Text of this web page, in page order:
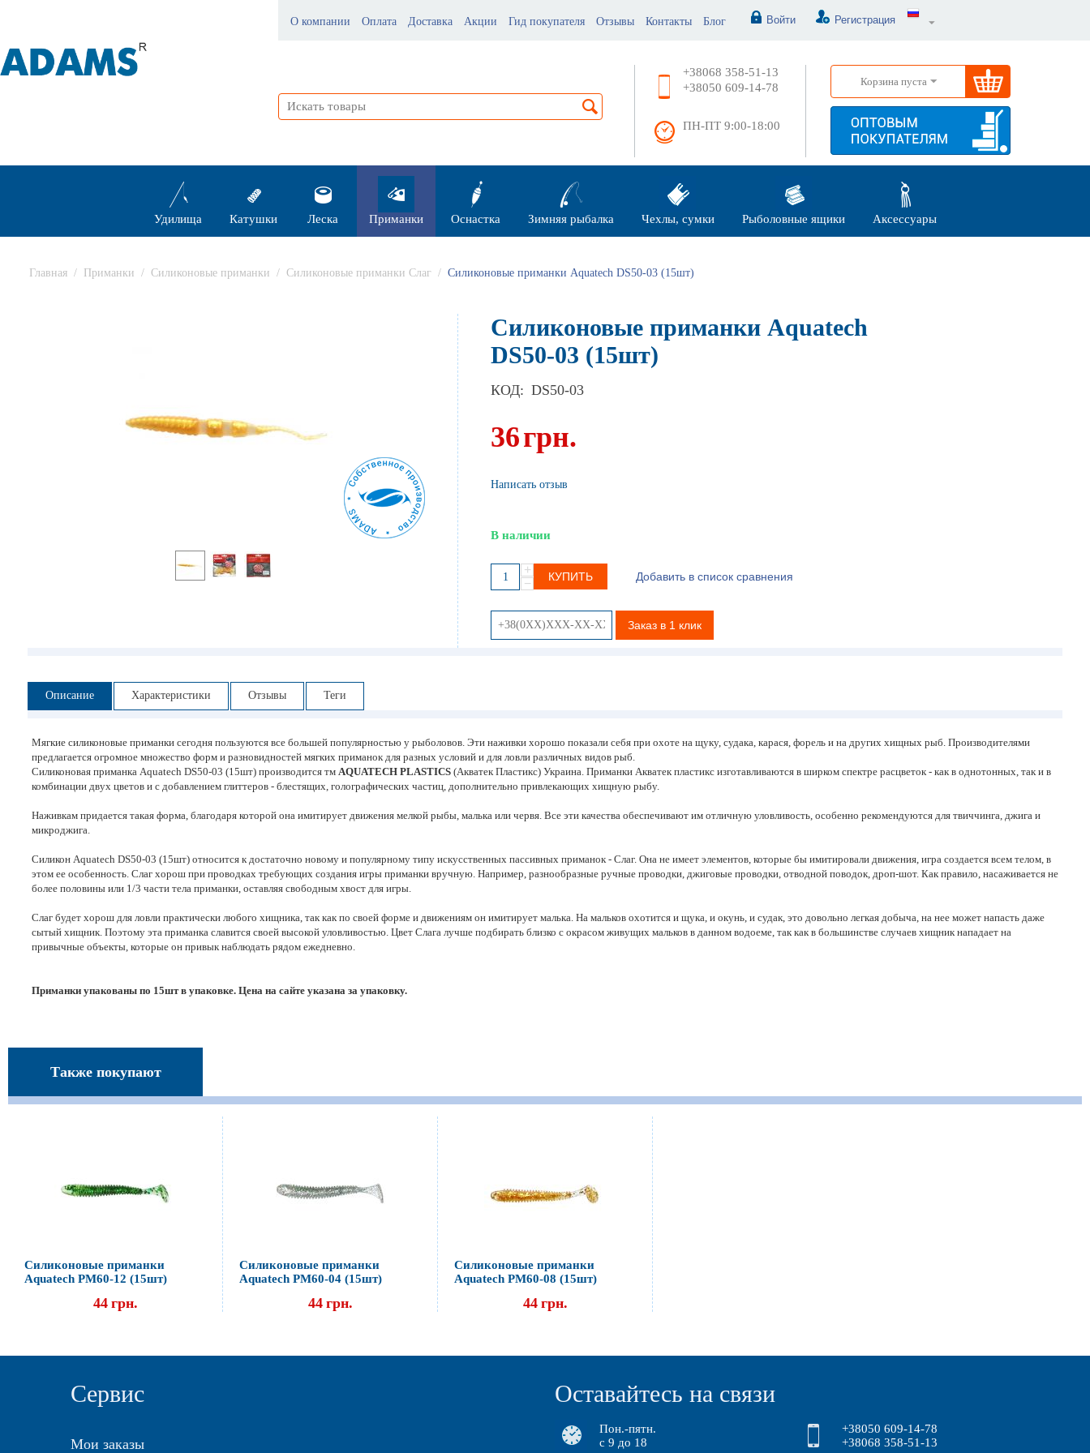
О компании Оплата Доставка Акции Гид покупателя Отзывы Контакты Блог Войти Регистрация
+38068 358-51-13
+38050 609-14-78
ПН-ПТ 9:00-18:00
Корзина пуста
Удилища Катушки Леска Приманки Оснастка Зимняя рыбалка Чехлы, сумки Рыболовные ящики Аксессуары
Главная / Приманки / Силиконовые приманки / Силиконовые приманки Слаг / Силиконовые приманки Aquatech DS50-03 (15шт)
Силиконовые приманки Aquatech
DS50-03 (15шт)
КОД: DS50-03
36грн.
Написать отзыв
В наличии
+
−
КУПИТЬ Добавить в список сравнения
Заказ в 1 клик
Описание Характеристики Отзывы Теги
Мягкие силиконовые приманки сегодня пользуются все большей популярностью у рыболовов. Эти наживки хорошо показали себя при охоте на щуку, судака, карася, форель и на других хищных рыб. Производителями
предлагается огромное множество форм и разновидностей мягких приманок для разных условий и для ловли различных видов рыб.
Силиконовая приманка Aquatech DS50-03 (15шт) производится тм AQUATECH PLASTICS (Акватек Пластикс) Украина. Приманки Акватек пластикс изготавливаются в ширком спектре расцветок - как в однотонных, так и в
комбинации двух цветов и с добавлением глиттеров - блестящих, голографических частиц, дополнительно привлекающих хищную рыбу.
Наживкам придается такая форма, благодаря которой она имитирует движения мелкой рыбы, малька или червя. Все эти качества обеспечивают им отличную уловливость, особенно рекомендуются для твиччинга, джига и
микроджига.
Силикон Aquatech DS50-03 (15шт) относится к достаточно новому и популярному типу искусственных пассивных приманок - Слаг. Она не имеет элементов, которые бы имитировали движения, игра создается всем телом, в
этом ее особенность. Слаг хорош при проводках требующих создания игры приманки вручную. Например, разнообразные ручные проводки, джиговые проводки, отводной поводок, дроп-шот. Как правило, насаживается не
более половины или 1/3 части тела приманки, оставляя свободным хвост для игры.
Слаг будет хорош для ловли практически любого хищника, так как по своей форме и движениям он имитирует малька. На мальков охотится и щука, и окунь, и судак, это довольно легкая добыча, на нее может напасть даже
сытый хищник. Поэтому эта приманка славится своей высокой уловливостью. Цвет Слага лучше подбирать близко с окрасом живущих мальков в данном водоеме, так как в большинстве случаев хищник нападает на
привычные объекты, которые он привык наблюдать рядом ежедневно.
Приманки упакованы по 15шт в упаковке. Цена на сайте указана за упаковку.
Также покупают
Силиконовые приманки
Aquatech PM60-12 (15шт)
44 грн.
Силиконовые приманки
Aquatech PM60-04 (15шт)
44 грн.
Силиконовые приманки
Aquatech PM60-08 (15шт)
44 грн.
Сервис
Мои заказы
Оставайтесь на связи
Пон.-пятн.
с 9 до 18
+38050 609-14-78
+38068 358-51-13